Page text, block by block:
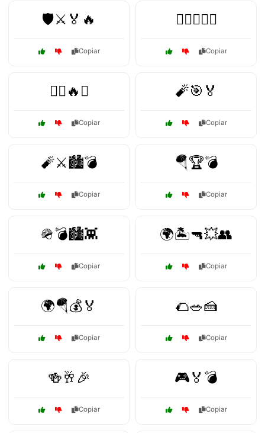
🛡️⚔️🏅🔥
Copiar
🧟‍♂️🏴‍☠️⚓
Copiar
🧟‍♂️🔥⚔️
Copiar
🧨🎯🏅
Copiar
🧨⚔️🏙️💣
Copiar
🪂🏆💣
Copiar
🪖💣🏙️👾
Copiar
🌍🏝️🔫💥👥
Copiar
🌍🪂💰🏅
Copiar
🌮🥗🍰
Copiar
🍻🥂🎉
Copiar
🎮🏅💣
Copiar